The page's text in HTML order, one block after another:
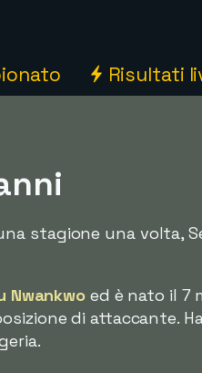
Risultati
stagione una volta,
Nwankwo ed è nato il 7
di attaccante.